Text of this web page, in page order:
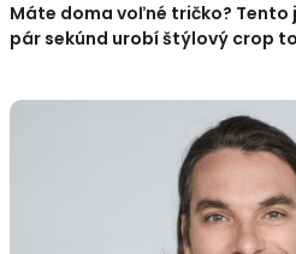
Máte doma voľné tričko? Tento
pár sekúnd urobí štýlový crop